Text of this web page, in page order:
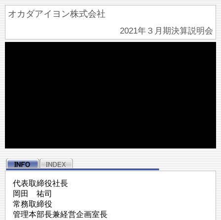
オカダアイヨン株式会社
2021年３月期決算説明会
代表取締役社長
岡田 祐司
常務取締役
管理本部長兼経営企画室長